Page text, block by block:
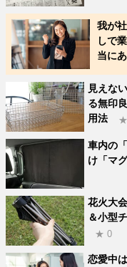
我が
しで
当に
見えな
る無印
用法
車内の
け「マ
花火大
＆小型
★ 0
恋愛中